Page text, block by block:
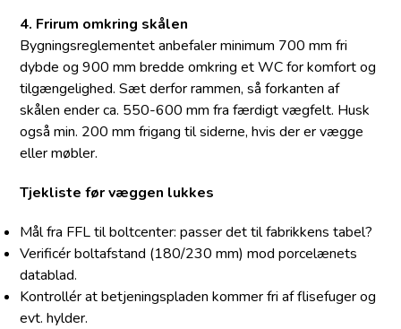
4. Frirum omkring skålen
Bygningsreglementet anbefaler minimum 700 mm fri
dybde og 900 mm bredde omkring et WC for komfort og
tilgængelighed. Sæt derfor rammen, så forkanten af
skålen ender ca. 550-600 mm fra færdigt vægfelt. Husk
også min. 200 mm frigang til siderne, hvis der er vægge
eller møbler.
Tjekliste før væggen lukkes
Mål fra FFL til boltcenter: passer det til fabrikkens tabel?
Verificér bolt­afstand (180/230 mm) mod porcelænets
datablad.
Kontrollér at betjeningspladen kommer fri af flisefuger og
evt. hylder.